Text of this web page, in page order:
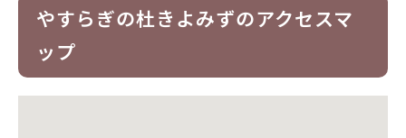
やすらぎの杜きよみずのアクセスマ
ップ